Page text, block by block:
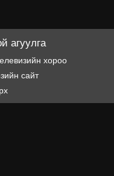
агуулга
хороо
сайт